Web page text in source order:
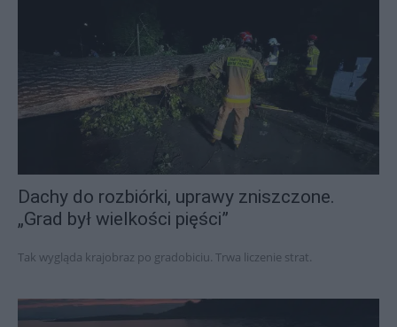
Dachy do rozbiórki, uprawy zniszczone.
„Grad był wielkości pięści”
Tak wygląda krajobraz po gradobiciu. Trwa liczenie strat.